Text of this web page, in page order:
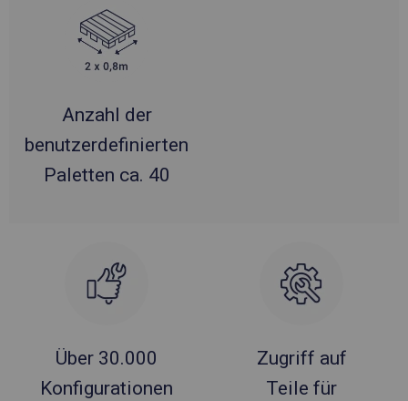
Anzahl der
benutzerdefinierten
Paletten ca. 40
Über 30.000
Konfigurationen
Zugriff auf
Teile für